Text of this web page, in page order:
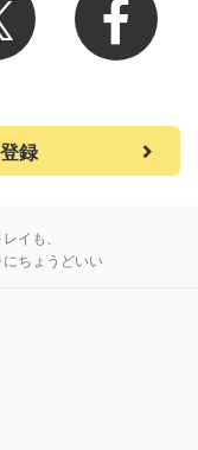
録
イも、
ちょうどいい